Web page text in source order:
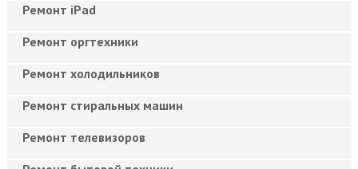
Ремонт iPad
Ремонт оргтехники
Ремонт холодильников
Ремонт стиральных машин
Ремонт телевизоров